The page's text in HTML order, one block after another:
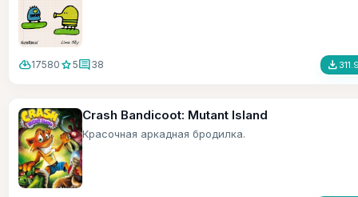
cloud_download17580 star5comment38 file_download
Crash Bandicoot: Mutant Island
Красочная аркадная бродилка.